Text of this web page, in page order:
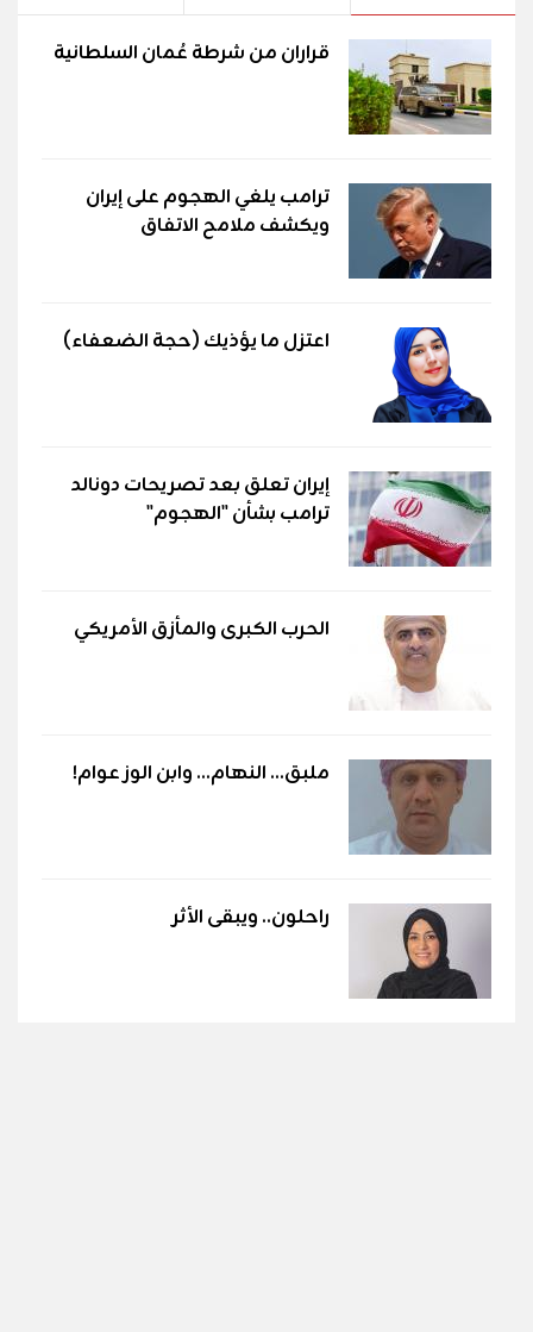
قراران من شرطة عُمان السلطانية
ترامب يلغي الهجوم على إيران
ويكشف ملامح الاتفاق
اعتزل ما يؤذيك (حجة الضعفاء)
إيران تعلق بعد تصريحات دونالد
ترامب بشأن "الهجوم"
الحرب الكبرى والمأزق الأمريكي
ملبق... النهام... وابن الوز عوام!
راحلون.. ويبقى الأثر